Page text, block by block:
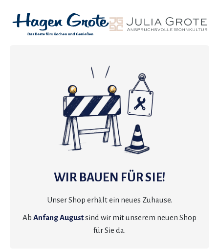
WIR BAUEN FÜR SIE!
Unser Shop erhält ein neues Zuhause.
Ab Anfang Augustsind wir mit unserem neuen Shop
für Sie da.